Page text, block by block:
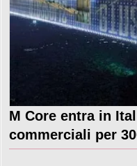
M Core entra in
commerciali per